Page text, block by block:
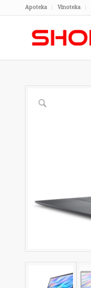
Apoteka Vinoteka